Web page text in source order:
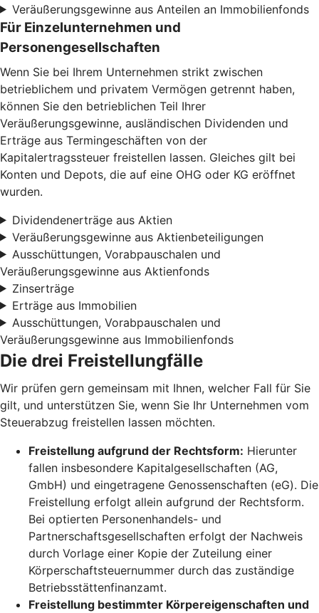
Veräußerungsgewinne aus Anteilen an Immobilienfonds
Für Einzelunternehmen und
Personengesellschaften
Wenn Sie bei Ihrem Unternehmen strikt zwischen
betrieblichem und privatem Vermögen getrennt haben,
können Sie den betrieblichen Teil Ihrer
Veräußerungsgewinne, ausländischen Dividenden und
Erträge aus Termingeschäften von der
Kapitalertragssteuer freistellen lassen. Gleiches gilt bei
Konten und Depots, die auf eine OHG oder KG eröffnet
wurden.
Dividendenerträge aus Aktien
Veräußerungsgewinne aus Aktienbeteiligungen
Ausschüttungen, Vorabpauschalen und
Veräußerungsgewinne aus Aktienfonds
Zinserträge
Erträge aus Immobilien
Ausschüttungen, Vorabpauschalen und
Veräußerungsgewinne aus Immobilienfonds
Die drei Freistellungfälle
Wir prüfen gern gemeinsam mit Ihnen, welcher Fall für Sie
gilt, und unterstützen Sie, wenn Sie Ihr Unternehmen vom
Steuerabzug freistellen lassen möchten.
Freistellung aufgrund der Rechtsform: Hierunter
fallen insbesondere Kapitalgesellschaften (AG,
GmbH) und eingetragene Genossenschaften (eG). Die
Freistellung erfolgt allein aufgrund der Rechtsform.
Bei optierten Personenhandels- und
Partnerschaftsgesellschaften erfolgt der Nachweis
durch Vorlage einer Kopie der Zuteilung einer
Körperschaftsteuernummer durch das zuständige
Betriebsstättenfinanzamt.
Freistellung bestimmter Körpereigenschaften und